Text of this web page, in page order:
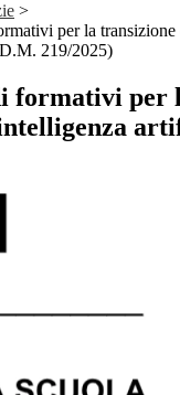
>
per la
219/2025)
formativi per